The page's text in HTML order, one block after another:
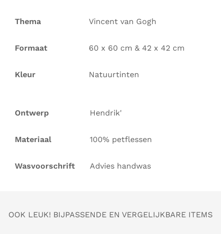
Thema Vincent van Gogh
Formaat 60 x 60 cm & 42 x 42 cm
Kleur Natuurtinten
Ontwerp Hendrik'
Materiaal 100% petflessen
Wasvoorschrift Advies handwas
OOK LEUK! BIJPASSENDE EN VERGELIJKBARE ITEMS